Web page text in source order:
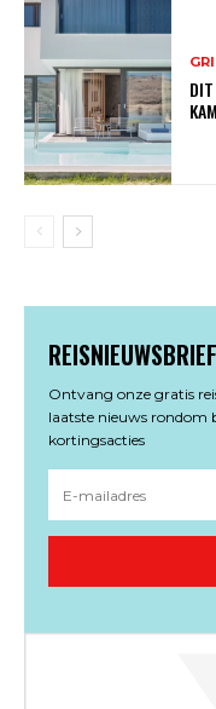
REISNIEUWSBRIEF
Ontvang onze gratis
laatste nieuws rondom
kortingsacties